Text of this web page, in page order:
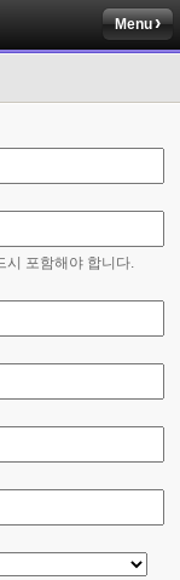
Menu
시 포함해야 합니다.